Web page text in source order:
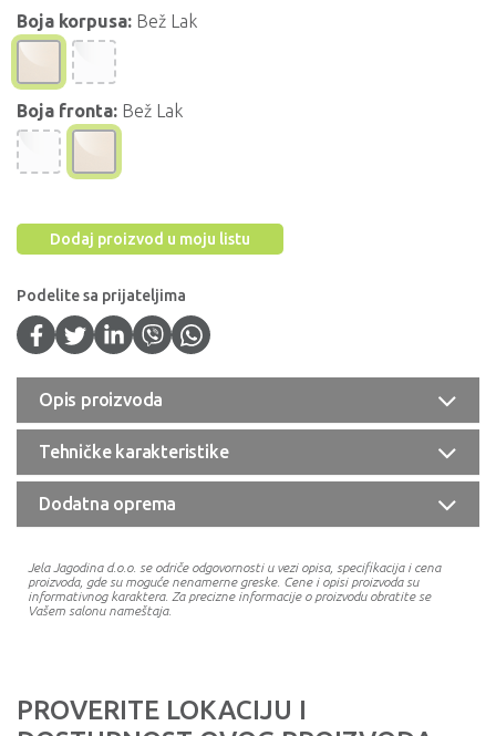
Boja korpusa: Bež Lak
Boja fronta: Bež Lak
Dodaj proizvod u moju listu
Podelite sa prijateljima
Opis proizvoda
Tehničke karakteristike
Dodatna oprema
Jela Jagodina d.o.o. se odriče odgovornosti u vezi opisa, specifikacija i cena
proizvoda, gde su moguće nenamerne greske. Cene i opisi proizvoda su
informativnog karaktera. Za precizne informacije o proizvodu obratite se
Vašem salonu nameštaja.
PROVERITE LOKACIJU I